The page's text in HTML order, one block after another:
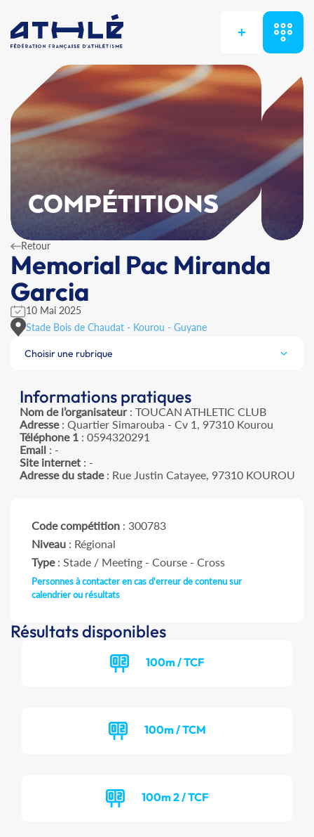
+
COMPÉTITIONS
Retour
Memorial Pac Miranda
Garcia
10 Mai 2025
Stade Bois de Chaudat - Kourou - Guyane
Choisir une rubrique
Informations pratiques
Nom de l’organisateur: TOUCAN ATHLETIC CLUB
Adresse: Quartier Simarouba - Cv 1, 97310 Kourou
Téléphone 1: 0594320291
Email: -
Site internet: -
Adresse du stade: Rue Justin Catayee, 97310 KOUROU
Code compétition : 300783
Niveau : Régional
Type: Stade / Meeting - Course - Cross
Personnes à contacter en cas d'erreur de contenu sur
calendrier ou résultats
Résultats disponibles
100m / TCF
100m / TCM
100m 2 / TCF